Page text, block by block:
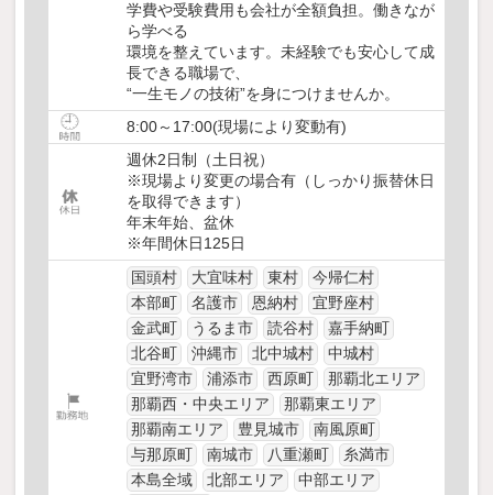
学費や受験費用も会社が全額負担。働きなが
ら学べる
環境を整えています。未経験でも安心して成
長できる職場で、
“一生モノの技術”を身につけませんか。
8:00～17:00(現場により変動有)
週休2日制（土日祝）
※現場より変更の場合有（しっかり振替休日
を取得できます）
年末年始、盆休
※年間休日125日
国頭村
大宜味村 東村
今帰仁村
本部町
名護市 恩納村
宜野座村
金武町
うるま市 読谷村
嘉手納町
北谷町
沖縄市 北中城村
中城村
宜野湾市
浦添市 西原町
那覇北エリア
那覇西・中央エリア
那覇東エリア
那覇南エリア
豊見城市
南風原町
与那原町
南城市 八重瀬町
糸満市
本島全域
北部エリア
中部エリア